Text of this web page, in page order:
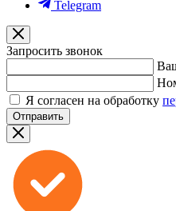
Telegram
Запросить звонок
Я согласен на обработку
Отправить